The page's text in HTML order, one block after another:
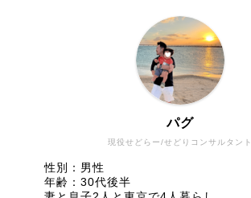
現役せどらー/せどりコンサルタント
パグ
性別：男性
年齢：30代後半